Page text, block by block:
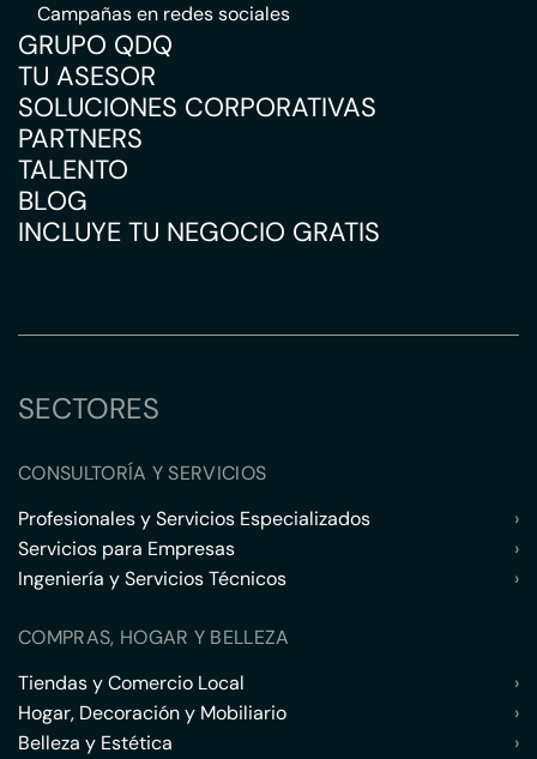
Campañas en redes sociales
GRUPO QDQ
TU ASESOR
SOLUCIONES CORPORATIVAS
PARTNERS
TALENTO
BLOG
INCLUYE TU NEGOCIO GRATIS
SECTORES
CONSULTORÍA Y SERVICIOS
Profesionales y Servicios Especializados
›
Servicios para Empresas
›
Ingeniería y Servicios Técnicos
›
COMPRAS, HOGAR Y BELLEZA
Tiendas y Comercio Local
›
Hogar, Decoración y Mobiliario
›
Belleza y Estética
›